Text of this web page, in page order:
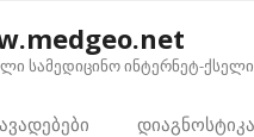
სამედიცინო ინტერნეტ-
დიაგნოსტიკა